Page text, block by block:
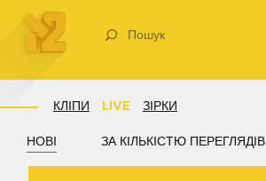
Пошук
КЛІПИ LIVE ЗІРКИ
НОВІ ЗА КІЛЬКІСТЮ ПЕРЕГЛЯДІВ